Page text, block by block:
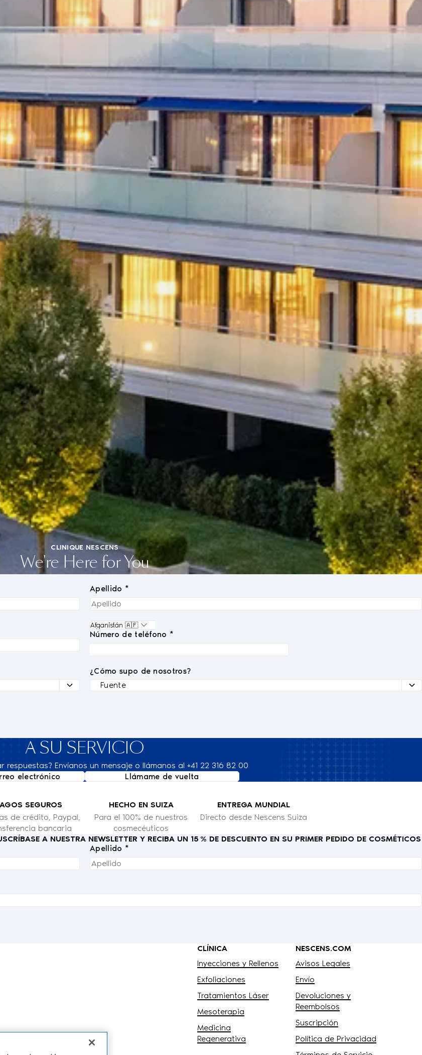
CLINIQUE NESCENS
We're Here for You
Apellido *
Número de teléfono *
¿Cómo supo de nosotros?
A SU SERVICIO
respuestas? Envíanos un mensaje o llámanos al +41 22 316 82 00
electrónico
Llámame de vuelta
SEGUROS
de crédito, Paypal,
bancaria
HECHO EN SUIZA
Para el 100% de nuestros
cosmecéuticos
ENTREGA MUNDIAL
Directo desde Nescens Suiza
A NUESTRA NEWSLETTER Y RECIBA UN 15 % DE DESCUENTO EN SU PRIMER PEDIDO DE COSMÉTICOS
Apellido *
CLÍNICA
Inyecciones y Rellenos
Exfoliaciones
Tratamientos Láser
Mesoterapia
Medicina
Regenerativa
NESCENS.COM
Avisos Legales
Envío
Devoluciones y
Reembolsos
Suscripción
Política de Privacidad